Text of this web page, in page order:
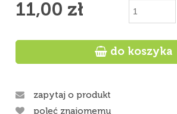
11,00 zł
 do koszyka
zapytaj o produkt
poleć znajomemu